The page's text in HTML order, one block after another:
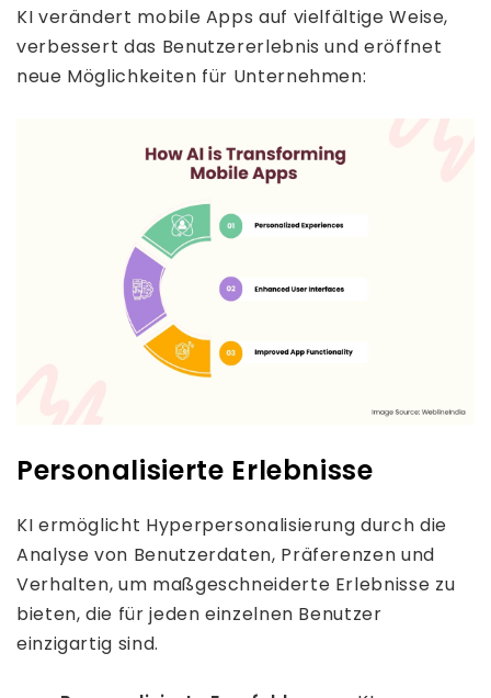
KI verändert mobile Apps auf vielfältige Weise,
verbessert das Benutzererlebnis und eröffnet
neue Möglichkeiten für Unternehmen:
Personalisierte Erlebnisse
KI ermöglicht Hyperpersonalisierung durch die
Analyse von Benutzerdaten, Präferenzen und
Verhalten, um maßgeschneiderte Erlebnisse zu
bieten, die für jeden einzelnen Benutzer
einzigartig sind.